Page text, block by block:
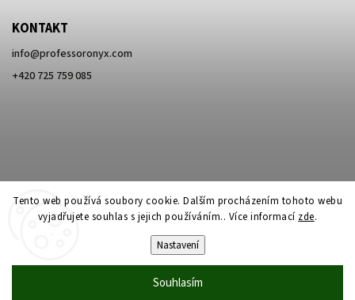
Tento web používá soubory cookie. Dalším procházením tohoto webu
vyjadřujete souhlas s jejich používáním.. Více informací zde.
Nastavení
Souhlasím
KONTAKT
info@professoronyx.com
+420 725 759 085
Professor Onyx. Všechna práva vyhrazena.